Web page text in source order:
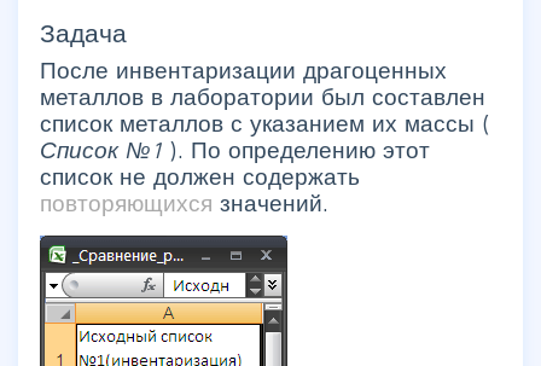
Задача
После инвентаризации драгоценных
металлов в лаборатории был составлен
список металлов с указанием их массы (
Список №1 ). По определению этот
список не должен содержать
повторяющихся значений.